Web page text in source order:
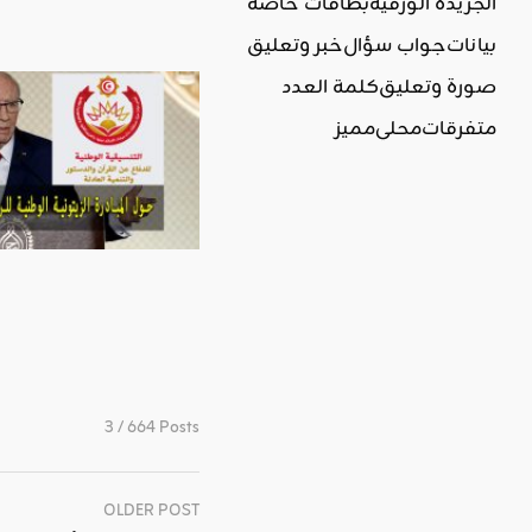
3 / 664 Posts
OLDER POST
بياناتجواب سؤالخبر وتعليق
صورة وتعليقكلمة العدد
متفرقاتمحليمميز